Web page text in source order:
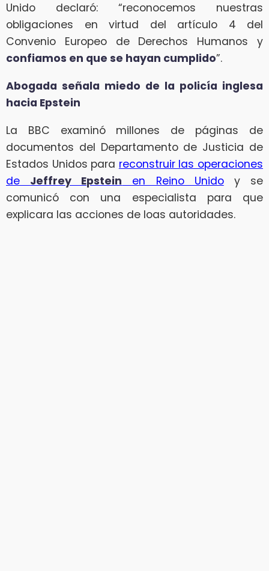
Unido declaró: “reconocemos nuestras
obligaciones en virtud del artículo 4 del
Convenio Europeo de Derechos Humanos y
confiamos en que se hayan cumplido”.
Abogada señala miedo de la policía inglesa
hacia Epstein
La BBC examinó millones de páginas de
documentos del Departamento de Justicia de
Estados Unidos para reconstruir las operaciones
de Jeffrey Epstein en Reino Unidoy se
comunicó con una especialista para que
explicara las acciones de loas autoridades.